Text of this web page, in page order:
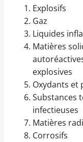
Explosifs
Gaz
Liquides
Matières
explosives
Oxydants et
Substances
infectieuses
Matières
Corrosifs